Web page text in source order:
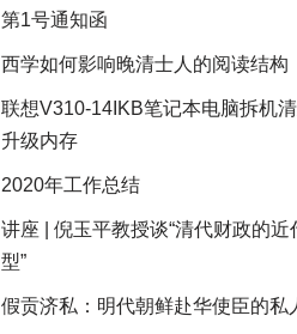
第1号通知函
西学如何影响晚清士人的阅读结构
联想V310-14IKB笔记本电脑拆机清
升级内存
2020年工作总结
讲座 | 倪玉平教授谈“清代财政的近
型”
假贡济私：明代朝鲜赴华使臣的私